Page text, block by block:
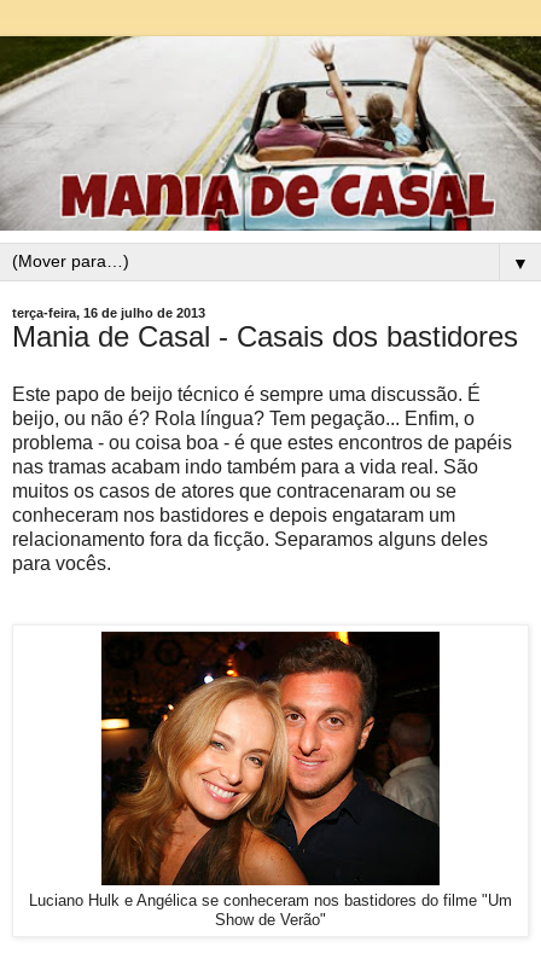
▼
terça-feira, 16 de julho de 2013
Mania de Casal - Casais dos bastidores
Este papo de beijo técnico é sempre uma discussão. É
beijo, ou não é? Rola língua? Tem pegação... Enfim, o
problema - ou coisa boa - é que estes encontros de papéis
nas tramas acabam indo também para a vida real. São
muitos os casos de atores que contracenaram ou se
conheceram nos bastidores e depois engataram um
relacionamento fora da ficção. Separamos alguns deles
para vocês.
Luciano Hulk e Angélica se conheceram nos bastidores do filme "Um
Show de Verão"